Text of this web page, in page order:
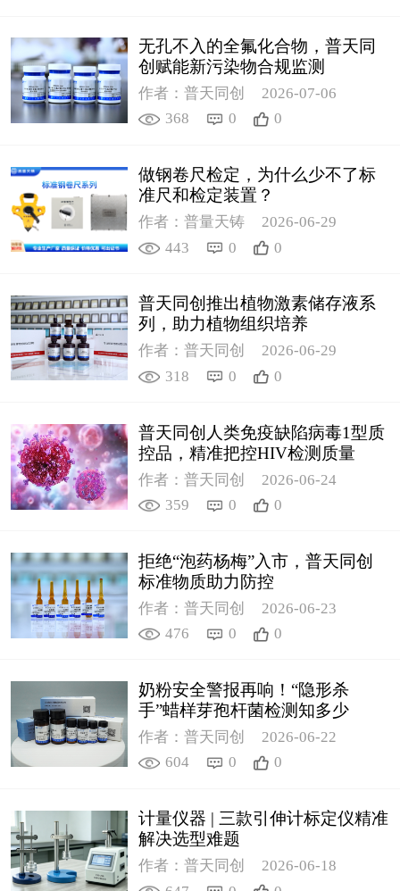
无孔不入的全氟化合物，普天同
创赋能新污染物合规监测
作者：普天同创
2026-07-06
368
0 0
做钢卷尺检定，为什么少不了标
准尺和检定装置？
作者：普量天铸
2026-06-29
443
0 0
普天同创推出植物激素储存液系
列，助力植物组织培养
作者：普天同创
2026-06-29
318
0 0
普天同创人类免疫缺陷病毒1型质
控品，精准把控HIV检测质量
作者：普天同创
2026-06-24
359
0 0
拒绝“泡药杨梅”入市，普天同创
标准物质助力防控
作者：普天同创
2026-06-23
476
0 0
奶粉安全警报再响！“隐形杀
手”蜡样芽孢杆菌检测知多少
作者：普天同创
2026-06-22
604
0 0
计量仪器 | 三款引伸计标定仪精准
解决选型难题
作者：普天同创
2026-06-18